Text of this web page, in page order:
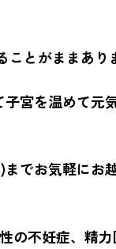
とがままあり
宮を温めて元
でお気軽にお
の不妊症、精